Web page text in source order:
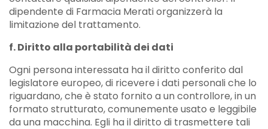
dipendente di Farmacia Merati organizzerà la
limitazione del trattamento.
f. Diritto alla portabilità dei dati
Ogni persona interessata ha il diritto conferito dal
legislatore europeo, di ricevere i dati personali che lo
riguardano, che è stato fornito a un controllore, in un
formato strutturato, comunemente usato e leggibile
da una macchina. Egli ha il diritto di trasmettere tali